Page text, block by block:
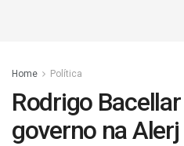
Home Política
Rodrigo
governo na Alerj